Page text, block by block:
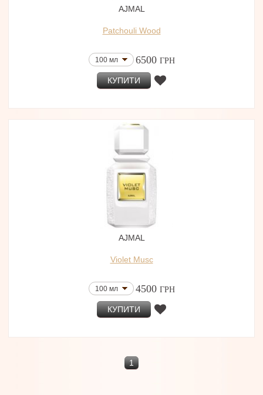
AJMAL
Patchouli Wood
100 мл 6500 ГРН
КУПИТИ
AJMAL
Violet Musc
100 мл 4500 ГРН
КУПИТИ
1